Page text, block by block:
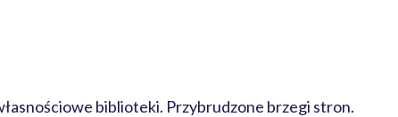
biblioteki. Przybrudzone brzegi stron.